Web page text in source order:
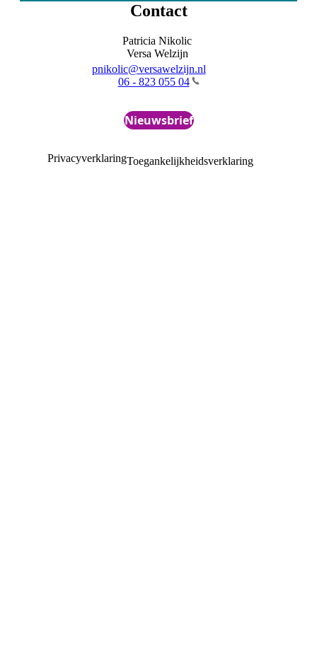
Contact
Patricia Nikolic
Versa Welzijn
pnikolic@versawelzijn.nl
06 - 823 055 04
Nieuwsbrief
PrivacyverklaringToegankelijkheidsverklaring